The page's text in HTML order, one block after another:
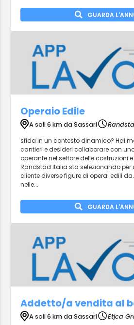
GUARDA
Operaio Edile
A soli 6 km da Sassari
sfida in un contesto dinamico? Hai
cantieri e desideri collaborare con
operante nel settore delle costruzioni
Randstad Italia sta selezionando
cliente diverse figure di operai edili
nelle...
GUARDA
Addetto/a vendita al
A soli 6 km da Sassari
Etjca